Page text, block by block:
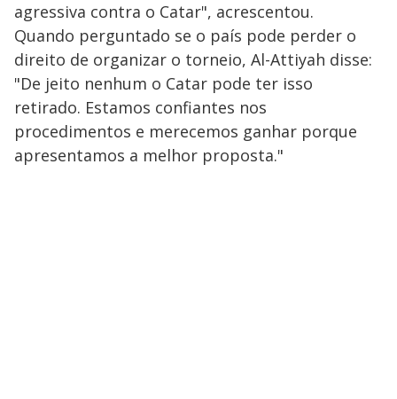
agressiva contra o Catar", acrescentou.
Quando perguntado se o país pode perder o
direito de organizar o torneio, Al-Attiyah disse:
"De jeito nenhum o Catar pode ter isso
retirado. Estamos confiantes nos
procedimentos e merecemos ganhar porque
apresentamos a melhor proposta."